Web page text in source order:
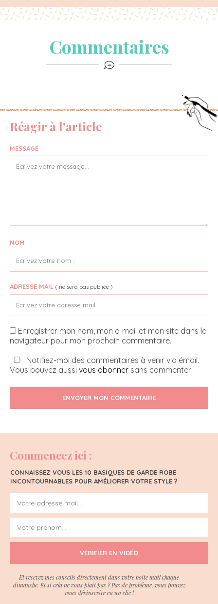
Commentaires
Réagir à l'article
MESSAGE
NOM
ADRESSE MAIL ( ne sera pas publiée )
Enregistrer mon nom, mon e-mail et mon site dans le
navigateur pour mon prochain commentaire.
Notifiez-moi des commentaires à venir via émail.
Vous pouvez aussi vous abonner sans commenter.
ENVOYER MON COMMENTAIRE
Commencez ici :
CONNAISSEZ VOUS LES 10 BASIQUES DE GARDE ROBE
INCONTOURNABLES POUR AMÉLIORER VOTRE STYLE ?
VÉRIFIER EN VIDÉO
Et recevez mes conseils directement dans votre boite mail chaque
dimanche. Et si cela ne vous plait pas ? Pas de problème, vous pouvez
vous désinscrire en un clic !